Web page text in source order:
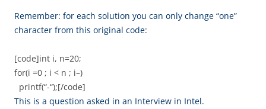
Remember: for each solution you can only change “one”
character from this original code:
[code]int i, n=20;
for(i =0 ; i < n ; i–)
printf(“-“);[/code]
This is a question asked in an Interview in Intel.